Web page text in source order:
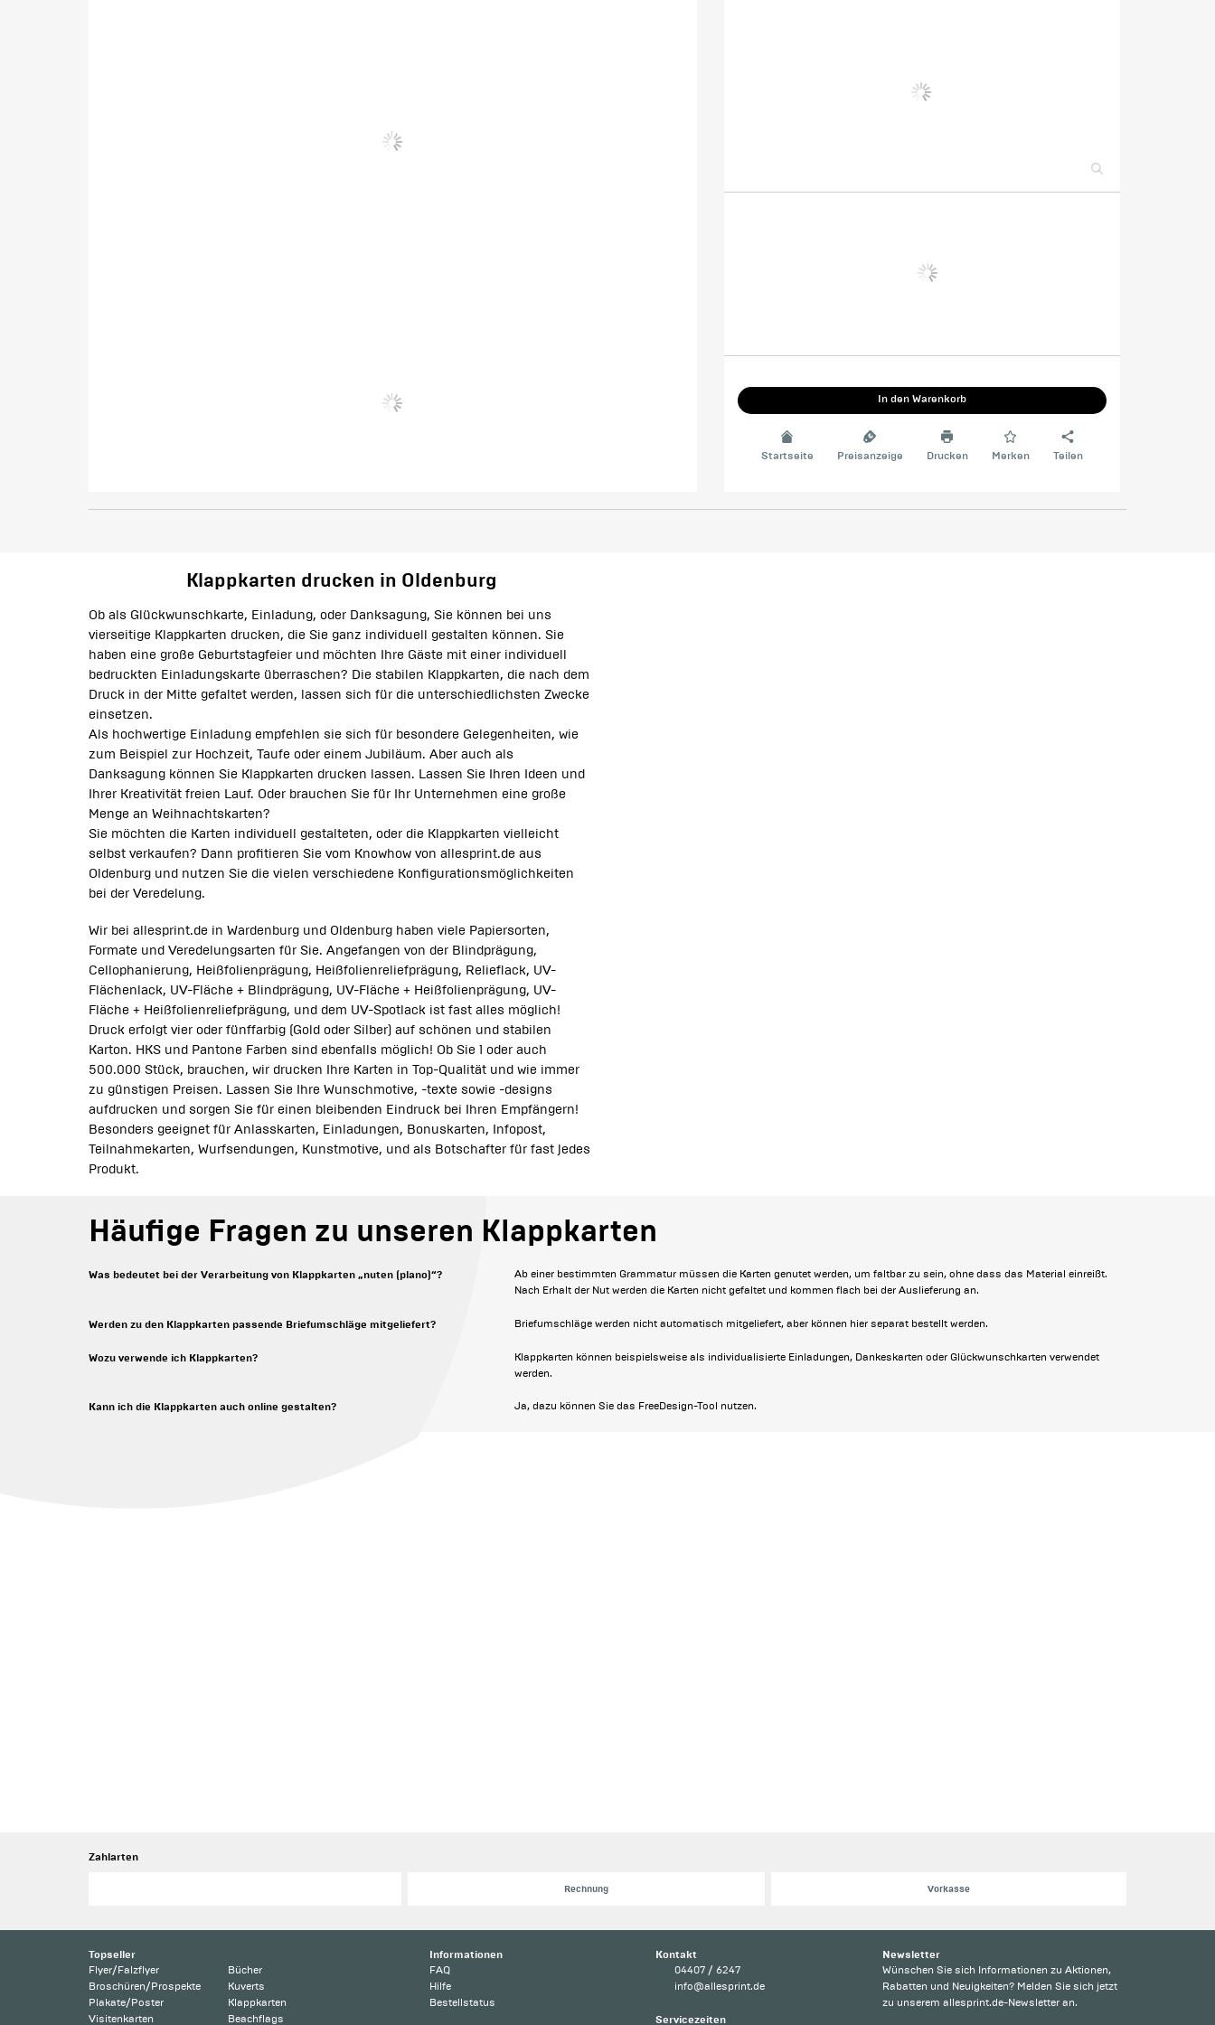
In den Warenkorb
Startseite Preisanzeige Drucken Merken Teilen
Klappkarten drucken in Oldenburg
Ob als Glückwunschkarte, Einladung, oder Danksagung, Sie können bei uns
vierseitige Klappkarten drucken, die Sie ganz individuell gestalten können. Sie
haben eine große Geburtstagfeier und möchten Ihre Gäste mit einer individuell
bedruckten Einladungskarte überraschen? Die stabilen Klappkarten, die nach dem
Druck in der Mitte gefaltet werden, lassen sich für die unterschiedlichsten Zwecke
einsetzen.
Als hochwertige Einladung empfehlen sie sich für besondere Gelegenheiten, wie
zum Beispiel zur Hochzeit, Taufe oder einem Jubiläum. Aber auch als
Danksagung können Sie Klappkarten drucken lassen. Lassen Sie Ihren Ideen und
Ihrer Kreativität freien Lauf. Oder brauchen Sie für Ihr Unternehmen eine große
Menge an Weihnachtskarten?
Sie möchten die Karten individuell gestalteten, oder die Klappkarten vielleicht
selbst verkaufen? Dann profitieren Sie vom Knowhow von allesprint.de aus
Oldenburg und nutzen Sie die vielen verschiedene Konfigurationsmöglichkeiten
bei der Veredelung.
Wir bei allesprint.de in Wardenburg und Oldenburg haben viele Papiersorten,
Formate und Veredelungsarten für Sie. Angefangen von der Blindprägung,
Cellophanierung, Heißfolienprägung, Heißfolienreliefprägung, Relieflack, UV-
Flächenlack, UV-Fläche + Blindprägung, UV-Fläche + Heißfolienprägung, UV-
Fläche + Heißfolienreliefprägung, und dem UV-Spotlack ist fast alles möglich!
Druck erfolgt vier oder fünffarbig (Gold oder Silber) auf schönen und stabilen
Karton. HKS und Pantone Farben sind ebenfalls möglich! Ob Sie 1 oder auch
500.000 Stück, brauchen, wir drucken Ihre Karten in Top-Qualität und wie immer
zu günstigen Preisen. Lassen Sie Ihre Wunschmotive, -texte sowie -designs
aufdrucken und sorgen Sie für einen bleibenden Eindruck bei Ihren Empfängern!
Besonders geeignet für Anlasskarten, Einladungen, Bonuskarten, Infopost,
Teilnahmekarten, Wurfsendungen, Kunstmotive, und als Botschafter für fast jedes
Produkt.
Häufige Fragen zu unseren Klappkarten
Was bedeutet bei der Verarbeitung von Klappkarten „nuten (plano)“?
Ab einer bestimmten Grammatur müssen die Karten genutet werden, um faltbar zu sein, ohne dass das Material einreißt.
Nach Erhalt der Nut werden die Karten nicht gefaltet und kommen flach bei der Auslieferung an.
Werden zu den Klappkarten passende Briefumschläge mitgeliefert? Briefumschläge werden nicht automatisch mitgeliefert, aber können hier separat bestellt werden.
Wozu verwende ich Klappkarten?
Klappkarten können beispielsweise als individualisierte Einladungen, Dankeskarten oder Glückwunschkarten verwendet
werden.
Kann ich die Klappkarten auch online gestalten? Ja, dazu können Sie das FreeDesign-Tool nutzen.
Zahlarten
Rechnung Vorkasse
Topseller
Flyer/Falzflyer
Broschüren/Prospekte
Plakate/Poster
Visitenkarten
Bücher
Kuverts
Klappkarten
Beachflags
Informationen
FAQ
Hilfe
Bestellstatus
Kontakt
04407 / 6247
info@allesprint.de
Servicezeiten
Newsletter
Wünschen Sie sich Informationen zu Aktionen,
Rabatten und Neuigkeiten? Melden Sie sich jetzt
zu unserem allesprint.de-Newsletter an.